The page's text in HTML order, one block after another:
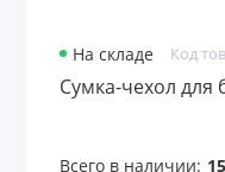
На складе Код
Сумка-чехол для
Всего в наличии: